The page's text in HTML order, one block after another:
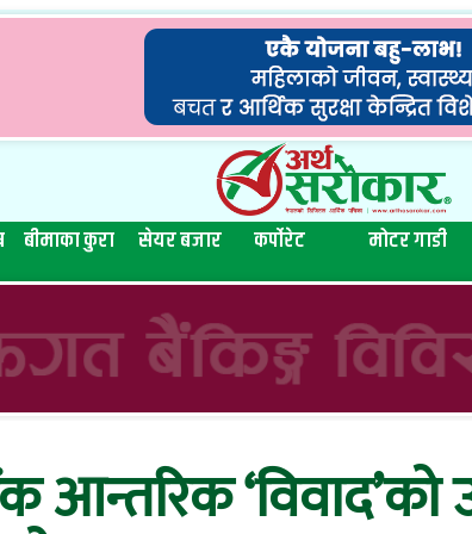
बीमाका कुरा सेयर बजार कर्पोरेट मोटर गाडी
आन्तरिक